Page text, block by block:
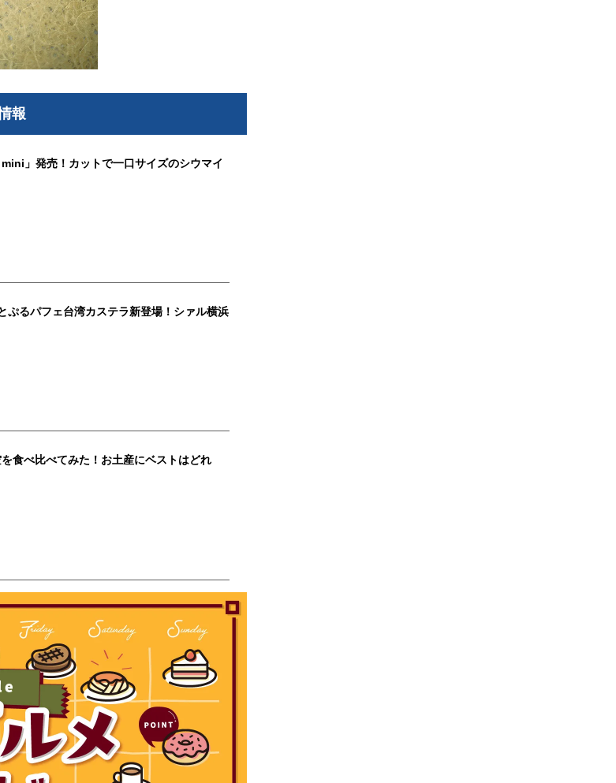
報
」発売！カットで一口サイズのシウマイ
ぷるパフェ台湾カステラ新登場！シァル横浜
食べ比べてみた！お土産にベストはどれ